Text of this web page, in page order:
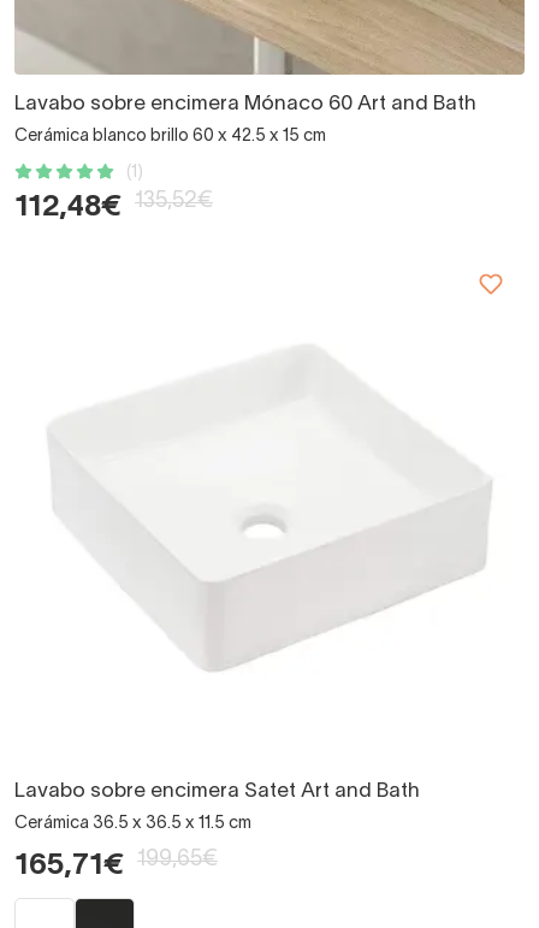
Lavabo sobre encimera Mónaco 60 Art and Bath
Cerámica blanco brillo 60 x 42.5 x 15 cm
(1)
112,48€ 135,52€
Lavabo sobre encimera Satet Art and Bath
Cerámica 36.5 x 36.5 x 11.5 cm
165,71€ 199,65€